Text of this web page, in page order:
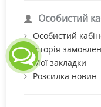
Особистий
Особистий
Історія
Мої закладки
Розсилка новин